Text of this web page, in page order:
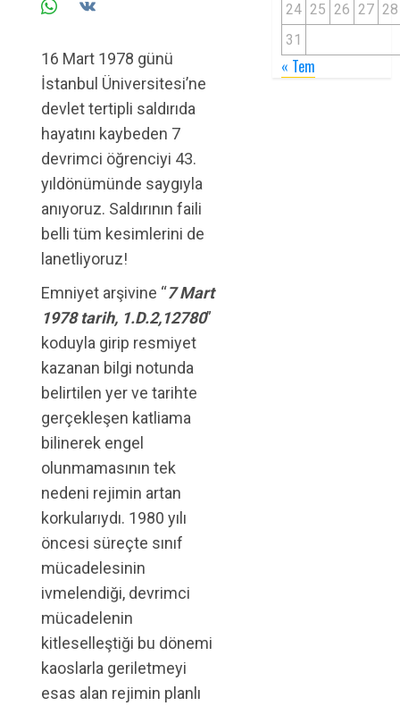
16 Mart 1978 günü
İstanbul Üniversitesi’ne
devlet tertipli saldırıda
hayatını kaybeden 7
devrimci öğrenciyi 43.
yıldönümünde saygıyla
anıyoruz. Saldırının faili
belli tüm kesimlerini de
lanetliyoruz!
Emniyet arşivine “7 Mart
1978 tarih, 1.D.2,12780”
koduyla girip resmiyet
kazanan bilgi notunda
belirtilen yer ve tarihte
gerçekleşen katliama
bilinerek engel
olunmamasının tek
nedeni rejimin artan
korkularıydı. 1980 yılı
öncesi süreçte sınıf
mücadelesinin
ivmelendiği, devrimci
mücadelenin
kitleselleştiği bu dönemi
kaoslarla geriletmeyi
esas alan rejimin planlı
24 25 26 27 28
31
« Tem